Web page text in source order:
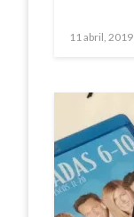
Publicado
11 abril, 2019